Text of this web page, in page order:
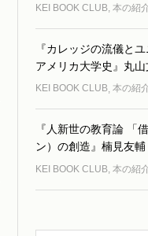
KEI BOOK CLUB ,本の紹
『カレッジの流儀と
アメリカ大学史』丸
KEI BOOK CLUB ,本の紹
『人新世の教育論 「
ン）の創造』楠見友
KEI BOOK CLUB,本の紹